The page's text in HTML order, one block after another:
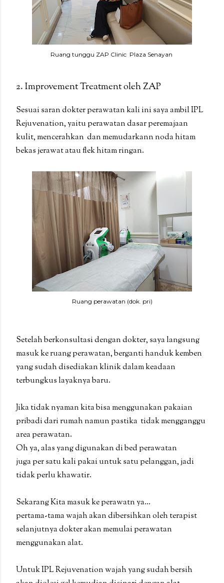
Ruang tunggu ZAP Clinic Plaza Senayan
2. Improvement Treatment oleh ZAP
Sesuai saran dokter perawatan kali ini saya ambil IPL
Rejuvenation, yaitu perawatan dasar peremajaan
kulit, mencerahkan dan memudarkann noda hitam
bekas jerawat atau flek hitam ringan.
Ruang perawatan (dok. pri)
Setelah berkonsultasi dengan dokter, saya langsung
masuk ke ruang perawatan, berganti handuk kemben
yang sudah disediakan klinik dalam keadaan
terbungkus layaknya baru.
Jika tidak nyaman kita bisa menggunakan pakaian
pribadi dari rumah namun pastika tidak mengganggu
area perawatan.
Oh ya, alas yang digunakan di bed perawatan
juga per satu kali pakai untuk satu pelanggan, jadi
tidak perlu khawatir.
Sekarang Kita masuk ke perawatn ya...
pertama-tama wajah akan dibersihkan oleh terapist
selanjutnya dokter akan memulai perawatan
menggunakan alat.
Untuk IPL Rejuvenation wajah yang sudah bersih